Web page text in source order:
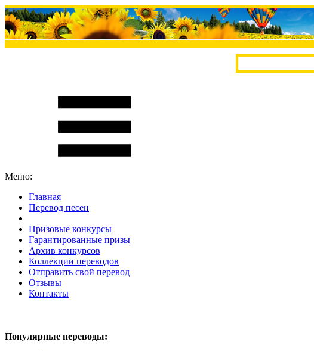
Меню:
Главная
Перевод песен
Призовые конкурсы
Гарантированные призы
Архив конкурсов
Коллекции переводов
Отправить свой перевод
Отзывы
Контакты
Популярные переводы: